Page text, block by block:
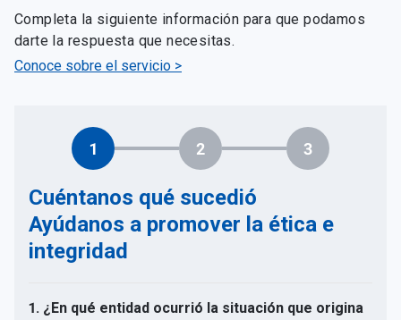
Completa la siguiente información para que podamos
darte la respuesta que necesitas.
Conoce sobre el servicio >
1 2 3
Cuéntanos qué sucedió
Ayúdanos a promover la ética e
integridad
1. ¿En qué entidad ocurrió la situación que origina